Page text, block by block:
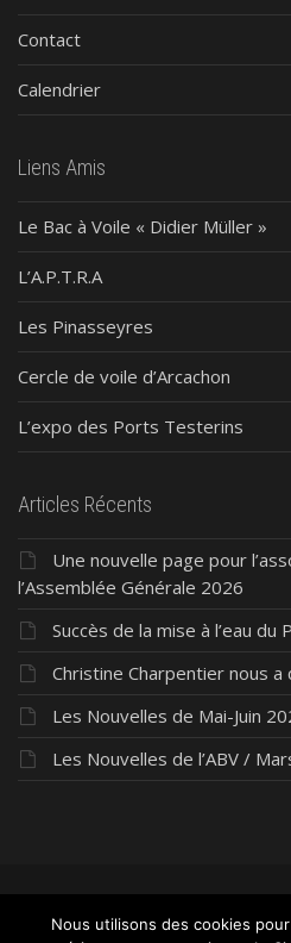
Contact
Calendrier
Liens Amis
Le Bac à Voile « Didier Müller »
L’A.P.T.R.A
Les Pinasseyres
Cercle de voile d’Arcachon
L’expo des Ports Testerins
Articles Récents
Une nouvelle page pour
l’Assemblée Générale 2026
Succès de la mise à l’eau du
Christine Charpentier nous a
Les Nouvelles de Mai-Juin
Les Nouvelles de l’ABV /
©2026 ABV Président
Nous utilisons des cookies